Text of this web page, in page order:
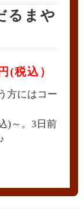
るまや
(税込）
方にはコー
)～。3日前